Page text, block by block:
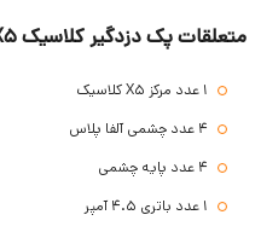
متعلقات پک دزدگیر کلاسیک X5 و چهار چشمی با سیم
1 عدد مرکز X5 کلاسیک
4 عدد چشمی آلفا پلاس
4 عدد پایه چشمی
1 عدد باتری 4.5 آمپر